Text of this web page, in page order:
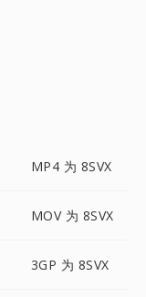
MP4 为 8SVX
MOV 为 8SVX
3GP 为 8SVX